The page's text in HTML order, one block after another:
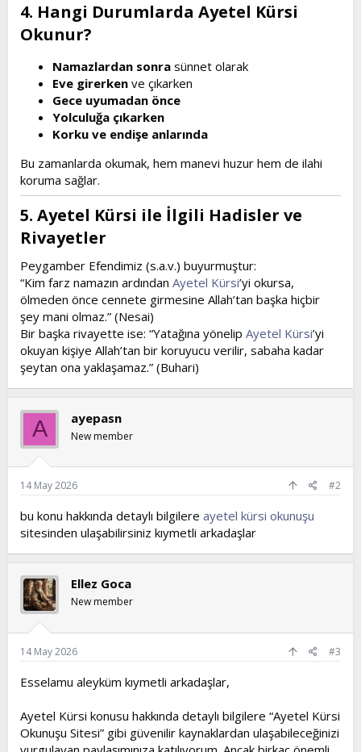
4. Hangi Durumlarda Ayetel Kürsi
Okunur?​
Namazlardan sonra sünnet olarak
Eve girerken ve çıkarken
Gece uyumadan önce
Yolculuğa çıkarken
Korku ve endişe anlarında
Bu zamanlarda okumak, hem manevi huzur hem de ilahi
koruma sağlar.
5. Ayetel Kürsi ile İlgili Hadisler ve
Rivayetler​
Peygamber Efendimiz (s.a.v.) buyurmuştur:
“Kim farz namazın ardından Ayetel Kürsi’yi okursa,
ölmeden önce cennete girmesine Allah’tan başka hiçbir
şey mani olmaz.” (Nesai)
Bir başka rivayette ise: “Yatağına yönelip Ayetel Kürsi’yi
okuyan kişiye Allah’tan bir koruyucu verilir, sabaha kadar
şeytan ona yaklaşamaz.” (Buhari)
A ayepasn
New member
14 May 2026 #2
bu konu hakkında detaylı bilgilere ayetel kürsi okunuşu
sitesinden ulaşabilirsiniz kıymetli arkadaşlar
Ellez Goca
New member
14 May 2026 #3
Esselamu aleyküm kıymetli arkadaşlar,
Ayetel Kürsi konusu hakkında detaylı bilgilere “Ayetel Kürsi
Okunuşu Sitesi” gibi güvenilir kaynaklardan ulaşabileceğinizi